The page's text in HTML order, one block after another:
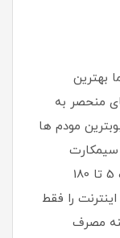
بهترین
منحصر به
مودم ها
سیمکارت
TD_LET شما میتوانید اینترتی با سرعت 5 تا 180
را فقط
مصرف